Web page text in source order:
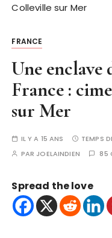
Colleville sur Mer
FRANCE
Une enclave
France :
sur Mer
IL Y A 15 ANS TEMPS
PAR JOELAINDIEN 85
Spread the love